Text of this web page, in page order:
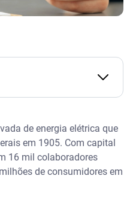
emitir segunda via
de energia elétrica que
em 1905. Com capital
16 mil colaboradores
de consumidores em